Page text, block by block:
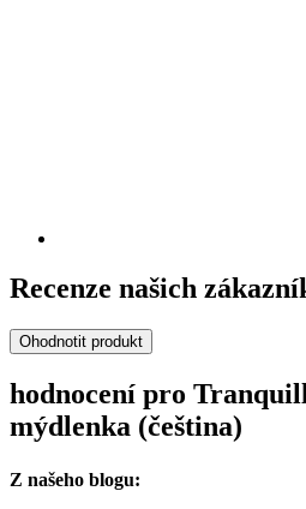
Recenze našich
Ohodnotit produkt
hodnocení pro
mýdlenka (čeština)
Z našeho blogu: